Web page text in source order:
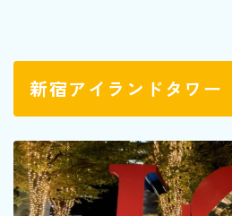
新宿アイランドタワ